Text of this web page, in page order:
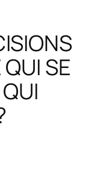
SE